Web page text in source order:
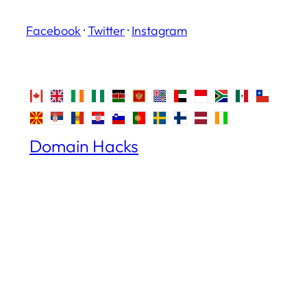
Facebook ·Twitter· Instagram
Domain Hacks